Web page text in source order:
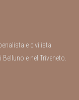
e civilista
e nel Triveneto.